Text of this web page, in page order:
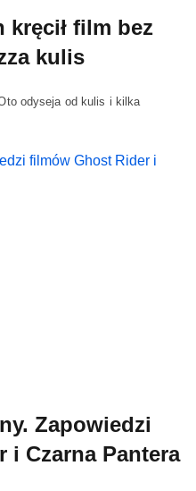
kręcił film bez
kulis
odyseja od kulis i kilka
Zapowiedzi
i Czarna Pantera